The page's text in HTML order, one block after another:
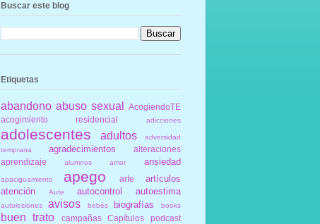
Buscar este blog
Etiquetas
abandono abuso sexual
AcogiendoTE
acogimiento residencial
adicciones
adolescentes adultos
adversidad
temprana
agradecimientos
alteraciones
aprendizaje
alumnos amor ansiedad
apaciguamiento apego arte
artículos
atención
Aute autocontrol autoestima
autolesiones avisos bebés biografías books
buen trato campañas Capítulos podcast